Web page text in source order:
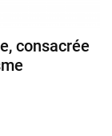
consacrée